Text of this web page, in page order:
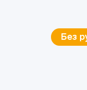
Без